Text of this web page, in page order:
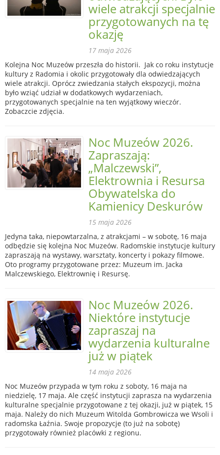
wiele atrakcji specjalnie
przygotowanych na tę
okazję
17 maja 2026
Kolejna Noc Muzeów przeszła do historii. Jak co roku instytucje
kultury z Radomia i okolic przygotowały dla odwiedzających
wiele atrakcji. Oprócz zwiedzania stałych ekspozycji, można
było wziąć udział w dodatkowych wydarzeniach,
przygotowanych specjalnie na ten wyjątkowy wieczór.
Zobaczcie zdjęcia.
Noc Muzeów 2026.
Zapraszają:
„Malczewski”,
Elektrownia i Resursa
Obywatelska do
Kamienicy Deskurów
15 maja 2026
Jedyna taka, niepowtarzalna, z atrakcjami – w sobotę, 16 maja
odbędzie się kolejna Noc Muzeów. Radomskie instytucje kultury
zapraszają na wystawy, warsztaty, koncerty i pokazy filmowe.
Oto programy przygotowane przez: Muzeum im. Jacka
Malczewskiego, Elektrownię i Resursę.
Noc Muzeów 2026.
Niektóre instytucje
zapraszaj na
wydarzenia kulturalne
już w piątek
14 maja 2026
Noc Muzeów przypada w tym roku z soboty, 16 maja na
niedzielę, 17 maja. Ale część instytucji zaprasza na wydarzenia
kulturalne specjalnie przygotowane z tej okazji, już w piątek, 15
maja. Należy do nich Muzeum Witolda Gombrowicza we Wsoli i
radomska Łaźnia. Swoje propozycje (to już na sobotę)
przygotowały również placówki z regionu.